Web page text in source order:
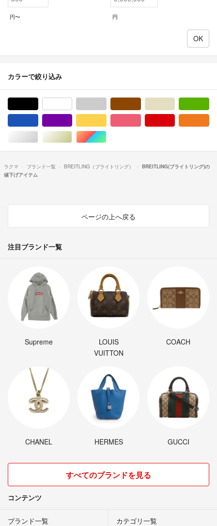
円〜 円
カラーで絞り込み
シルバー/銀色系ゴールド/金色系マルチカラー
ラクマ ブランド一覧 BREITLING（ブライトリング）
BREITLING(ブライトリング)の
値下げアイテム
ページの上へ戻る
注目ブランド一覧
Supreme
LOUIS
VUITTON
COACH
CHANEL HERMES GUCCI
すべてのブランドを見る
コンテンツ
ブランド一覧 カテゴリ一覧